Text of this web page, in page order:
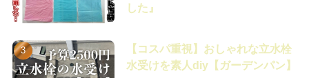
した』
【コスパ重視】おしゃれな立水栓
水受けを素人diy【ガーデンパン】